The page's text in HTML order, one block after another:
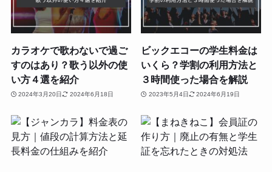
カラオケで歌わないで過ご
すのはあり？歌う以外の使
い方４選を紹介
2024年3月20日 2024年6月18日
ビックエコーの学生料金は
いくら？学割の利用方法と
３時間使った場合を解説
2023年5月4日 2024年6月19日